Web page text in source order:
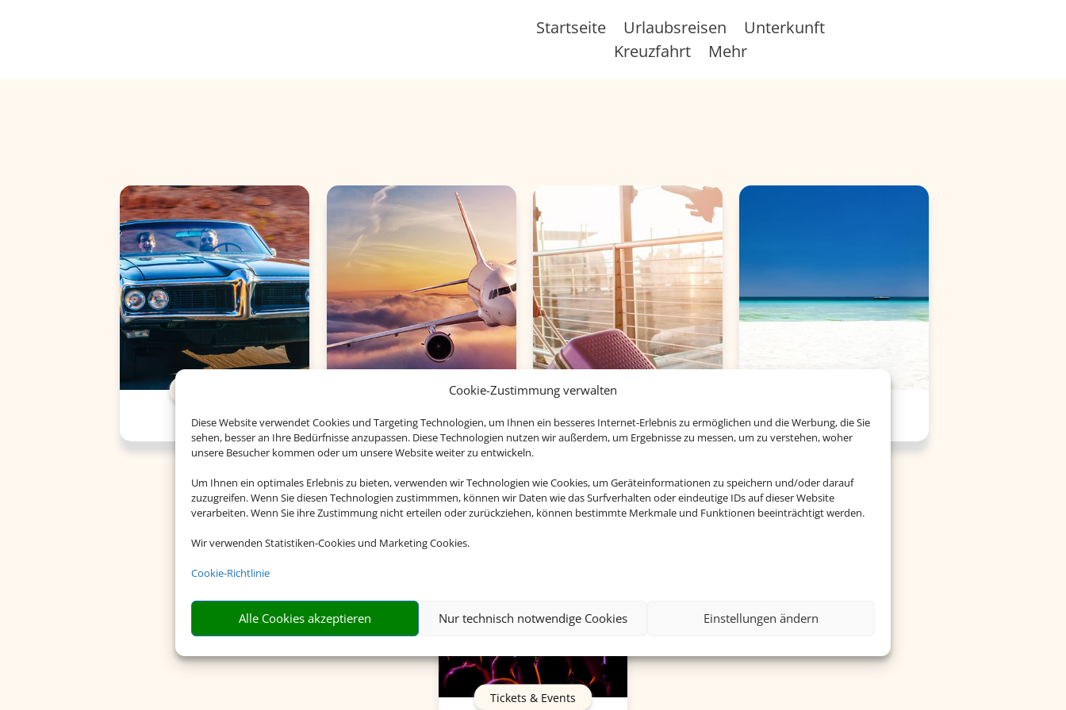
Cookie-Zustimmung verwalten
Diese Website verwendet Cookies und Targeting Technologien, um Ihnen ein besseres Internet-Erlebnis zu ermöglichen und die Werbung, die Sie
sehen, besser an Ihre Bedürfnisse anzupassen. Diese Technologien nutzen wir außerdem, um Ergebnisse zu messen, um zu verstehen, woher
unsere Besucher kommen oder um unsere Website weiter zu entwickeln.
Um Ihnen ein optimales Erlebnis zu bieten, verwenden wir Technologien wie Cookies, um Geräteinformationen zu speichern und/oder darauf
zuzugreifen. Wenn Sie diesen Technologien zustimmmen, können wir Daten wie das Surfverhalten oder eindeutige IDs auf dieser Website
verarbeiten. Wenn Sie ihre Zustimmung nicht erteilen oder zurückziehen, können bestimmte Merkmale und Funktionen beeinträchtigt werden.
Wir verwenden Statistiken-Cookies und Marketing Cookies.
Cookie-Richtlinie
Alle Cookies akzeptieren Nur technisch notwendige Cookies Einstellungen ändern
Startseite Urlaubsreisen
Unterkunft
Kreuzfahrt
Mehr
Charterflug Flughafenparken
Tickets & Events